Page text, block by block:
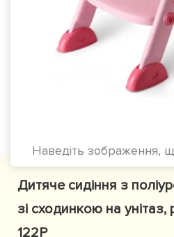
Наведіть зображення,
Дитяче сидіння з
зі сходинкою на
122P